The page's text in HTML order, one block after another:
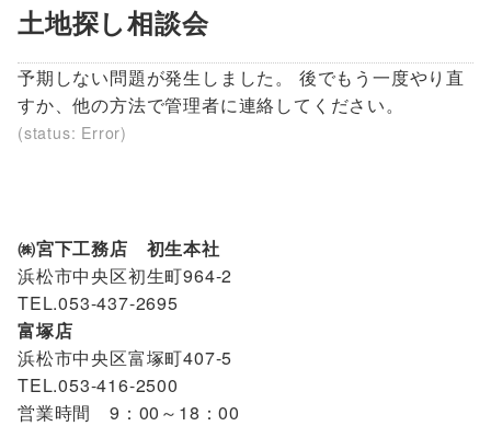
土地探し相談会
予期しない問題が発生しました。 後でもう一度やり直
すか、他の方法で管理者に連絡してください。
(status: Error)
㈱宮下工務店 初生本社
浜松市中央区初生町964-2
TEL.053-437-2695
富塚店
浜松市中央区富塚町407-5
TEL.053-416-2500
営業時間 9：00～18：00